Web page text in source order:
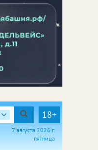
18+
7 августа 2026 г.
пятница